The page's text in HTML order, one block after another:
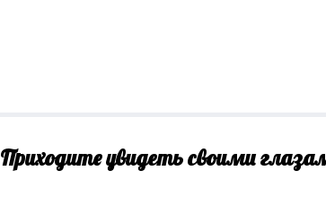
Приходите увидеть своими